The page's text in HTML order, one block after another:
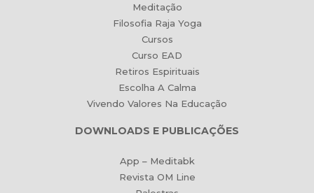
Meditação
Filosofia Raja Yoga
Cursos
Curso EAD
Retiros Espirituais
Escolha A Calma
Vivendo Valores Na Educação
DOWNLOADS E PUBLICAÇÕES
App – Meditabk
Revista OM Line